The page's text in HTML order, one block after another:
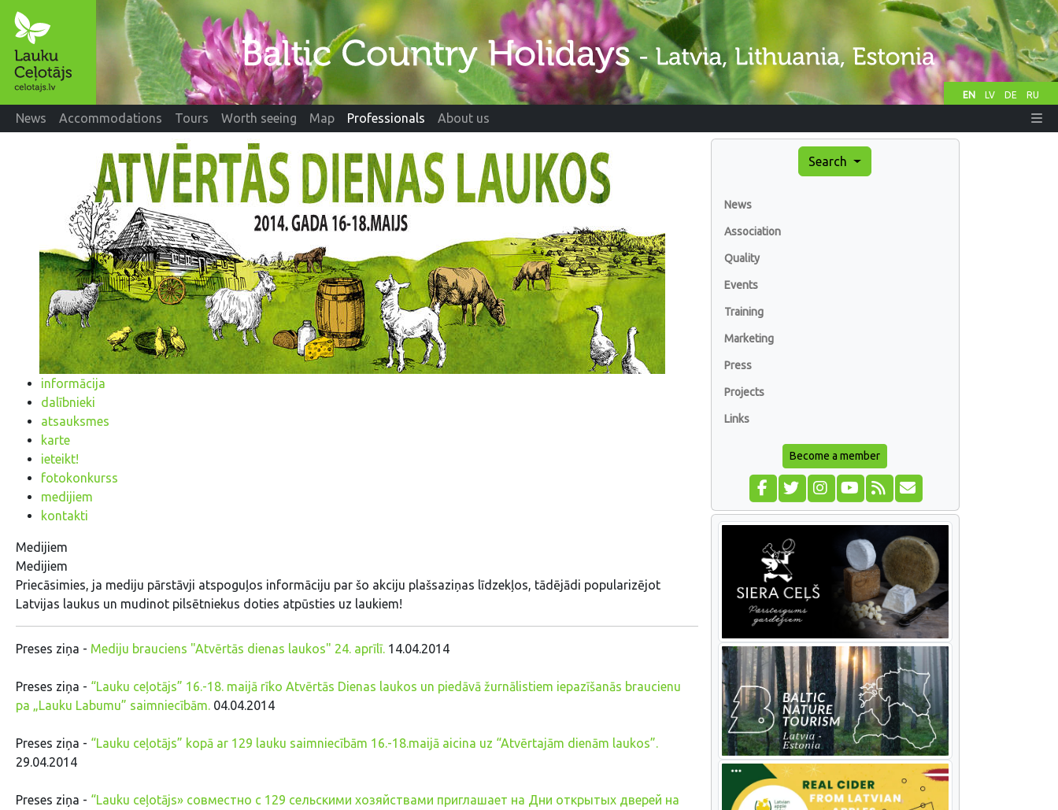
EN LV DE RU
News Accommodations Tours Worth seeing Map Professionals About us
informācija
dalībnieki
atsauksmes
karte
ieteikt!
fotokonkurss
medijiem
kontakti
Medijiem
Medijiem
Priecāsimies, ja mediju pārstāvji atspoguļos informāciju par šo akciju plašsaziņas līdzekļos, tādējādi popularizējot
Latvijas laukus un mudinot pilsētniekus doties atpūsties uz laukiem!
Preses ziņa - Mediju brauciens "Atvērtās dienas laukos" 24. aprīlī. 14.04.2014
Preses ziņa - “Lauku ceļotājs” 16.-18. maijā rīko Atvērtās Dienas laukos un piedāvā žurnālistiem iepazīšanās braucienu
pa „Lauku Labumu” saimniecībām. 04.04.2014
Preses ziņa - “Lauku ceļotājs” kopā ar 129 lauku saimniecībām 16.-18.maijā aicina uz “Atvērtajām dienām laukos”.
29.04.2014
Preses ziņa - “Lauku ceļotājs» совместно с 129 сельскими хозяйствами приглашает на Дни открытых дверей на
Search
News
Association
Quality
Events
Training
Marketing
Press
Projects
Links
Become a member